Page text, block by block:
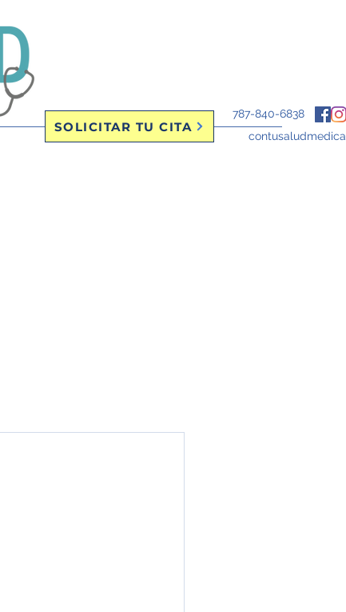
SOLICITAR TU CITA
787-840-6838